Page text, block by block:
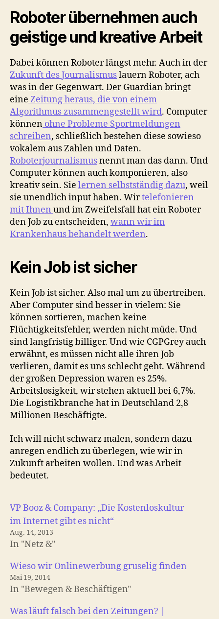
Roboter übernehmen auch
geistige und kreative Arbeit
Dabei können Roboter längst mehr. Auch in der
Zukunft des Journalismuslauern Roboter, ach
was in der Gegenwart. Der Guardian bringt
eine Zeitung heraus, die von einem
Algorithmus zusammengestellt wird. Computer
können ohne Probleme Sportmeldungen
schreiben, schließlich bestehen diese sowieso
vokalem aus Zahlen und Daten.
Roboterjournalismusnennt man das dann. Und
Computer können auch komponieren, also
kreativ sein. Sie lernen selbstständig dazu, weil
sie unendlich input haben. Wirtelefonieren
mit Ihnen und im Zweifelsfall hat ein Roboter
den Job zu entscheiden, wann wir im
Krankenhaus behandelt werden.
Kein Job ist sicher
Kein Job ist sicher. Also mal um zu übertreiben.
Aber Computer sind besser in vielem: Sie
können sortieren, machen keine
Flüchtigkeitsfehler, werden nicht müde. Und
sind langfristig billiger. Und wie CGPGrey auch
erwähnt, es müssen nicht alle ihren Job
verlieren, damit es uns schlecht geht. Während
der großen Depression waren es 25%.
Arbeitslosigkeit, wir stehen aktuell bei 6,7%.
Die Logistikbranche hat in Deutschland 2,8
Millionen Beschäftigte.
Ich will nicht schwarz malen, sondern dazu
anregen endlich zu überlegen, wie wir in
Zukunft arbeiten wollen. Und was Arbeit
bedeutet.
VP Booz & Company: „Die Kostenloskultur
im Internet gibt es nicht“
Aug. 14, 2013
In "Netz &"
Wieso wir Onlinewerbung gruselig finden
Mai 19, 2014
In "Bewegen & Beschäftigen"
Was läuft falsch bei den Zeitungen? |